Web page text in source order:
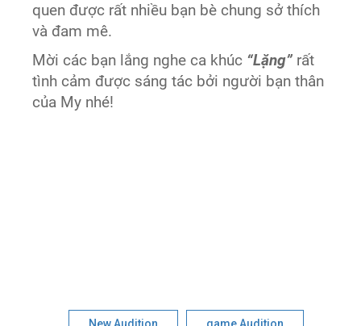
quen được rất nhiều bạn bè chung sở thích
và đam mê.
Mời các bạn lắng nghe ca khúc “Lặng” rất
tình cảm được sáng tác bởi người bạn thân
của My nhé!